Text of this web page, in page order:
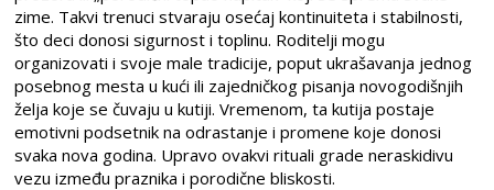
zime. Takvi trenuci stvaraju osećaj kontinuiteta i stabilnosti,
što deci donosi sigurnost i toplinu. Roditelji mogu
organizovati i svoje male tradicije, poput ukrašavanja jednog
posebnog mesta u kući ili zajedničkog pisanja novogodišnjih
želja koje se čuvaju u kutiji. Vremenom, ta kutija postaje
emotivni podsetnik na odrastanje i promene koje donosi
svaka nova godina. Upravo ovakvi rituali grade neraskidivu
vezu između praznika i porodične bliskosti.